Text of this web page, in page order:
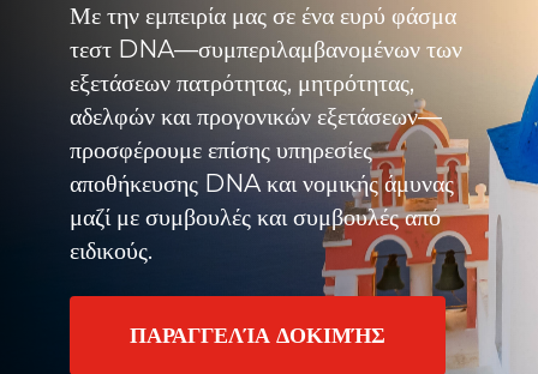
Με την εμπειρία μας σε ένα ευρύ φάσμα
τεστ DNA—συμπεριλαμβανομένων των
εξετάσεων πατρότητας, μητρότητας,
αδελφών και προγονικών εξετάσεων—
προσφέρουμε επίσης υπηρεσίες
αποθήκευσης DNA και νομικής άμυνας
μαζί με συμβουλές και συμβουλές από
ειδικούς.
ΠΑΡΑΓΓΕΛΊΑ ΔΟΚΙΜΉΣ